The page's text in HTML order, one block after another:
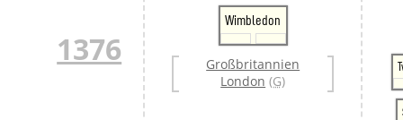
1376
Wimbledon
Großbritannien
London (G)